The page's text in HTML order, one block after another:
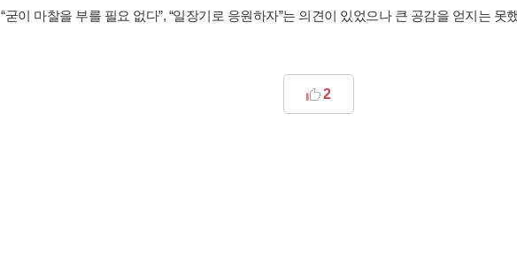
굳이 마찰을 부를 필요 없다”, “일장기로 응원하자”는 의견이 있었으나 큰 공감을 얻지는 못
2